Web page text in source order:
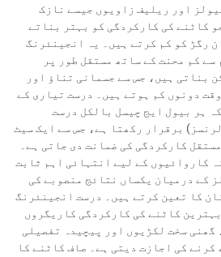
اور ریلیف زاویوں جیسے نازک
کاٹنے کی کارکردگی کو بہتر بناتے
رگڑ کو کم کرتے ہیں۔ یہ انجینئرنگ
کم محنت کے ساتھ مستقل طور پر
بناتی ہیں، جس سے جسمانی تناؤ اور
دونوں کم ہوتے ہیں۔ درست تیاری کے
ہر بیول ایج چیسل بالکل درست
برقرار رکھتا ہے، جس سے ایک سیٹ
کارکردگی کی ضمانت دی جاتی ہے۔
کاروائیوں کے لیے انتہائی اہم ثابت
کے درمیان یکساں نتائج منصوبے کی
کا تعین کرتے ہیں۔ درست انجینئرنگ
کاٹنے کی کارکردگی کاریگروں
گھنی سخت لکڑیوں اور پیچیدہ تفصیلی
کی اجازت دیتی ہے۔ صاف کاٹنے کا